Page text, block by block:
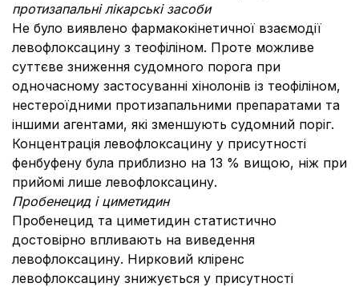
протизапальні лікарські засоби
Не було виявлено фармакокінетичної взаємодії
левофлоксацину з теофіліном. Проте можливе
суттєве зниження судомного порога при
одночасному застосуванні хінолонів із теофіліном,
нестероїдними протизапальними препаратами та
іншими агентами, які зменшують судомний поріг.
Концентрація левофлоксацину у присутності
фенбуфену була приблизно на 13 % вищою, ніж при
прийомі лише левофлоксацину.
Пробенецид і циметидин
Пробенецид та циметидин статистично
достовірно впливають на виведення
левофлоксацину. Нирковий кліренс
левофлоксацину знижується у присутності